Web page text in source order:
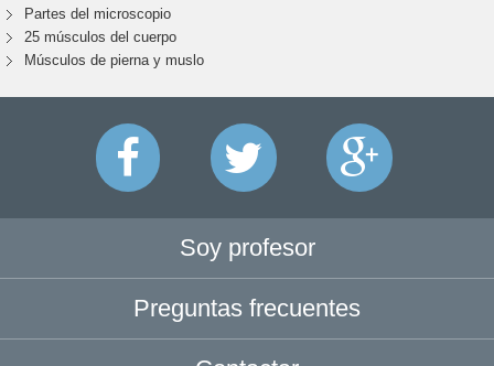
Partes del microscopio
25 músculos del cuerpo
Músculos de pierna y muslo
Soy profesor
Preguntas frecuentes